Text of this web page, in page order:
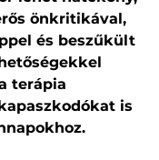
önkritikával,
és beszűkült
terápia
is